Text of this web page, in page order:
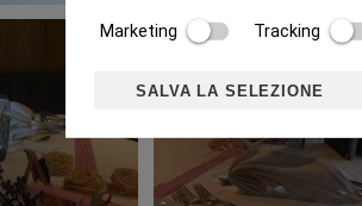
Marketing Tracking
SALVA LA SELEZIONE